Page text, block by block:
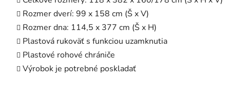
Rozmer dverí: 99 x 158 cm (Š x V)
Rozmer dna: 114,5 x 377 cm (Š x H)
Plastová rukoväť s funkciou uzamknutia
Plastové rohové chrániče
Výrobok je potrebné poskladať